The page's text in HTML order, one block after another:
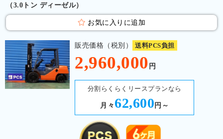
（3.0トン ディーゼル）
お気に入りに追加
販売価格（税別） 送料PCS負担
2,960,000 円
分割らくらくリースプランなら
月々 62,600 円～